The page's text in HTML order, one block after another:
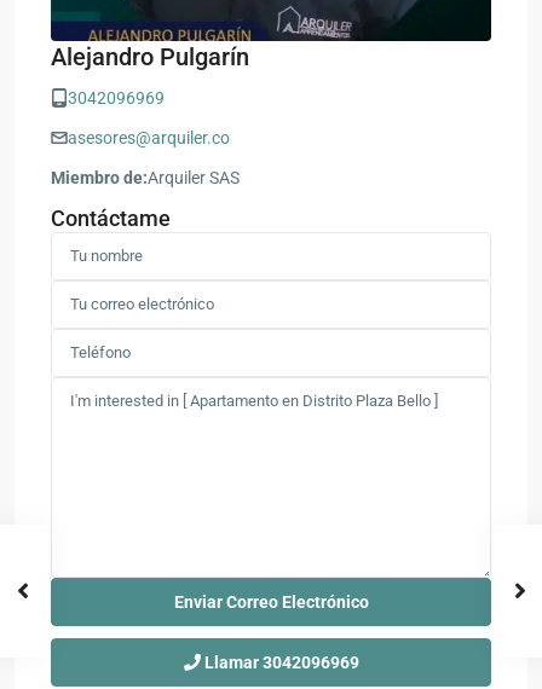
Alejandro Pulgarín
3042096969
asesores@arquiler.co
Miembro de:Arquiler SAS
Contáctame
Llamar3042096969